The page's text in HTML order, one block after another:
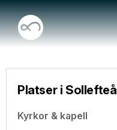
Platser i Sollefteå
Kyrkor & kapell